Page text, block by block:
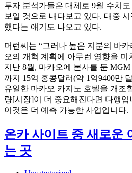
투자 분석가들은 대체로 9월 수치
보일 것으로 내다보고 있다. 대중
했다는 얘기도 나오고 있다.
머런씨는 “그러나 높은 지분의 바
오의 개혁 계획에 아무런 영향을 미
지난 8월, 마카오에 본사를 둔
까지 15억 홍콩달러(약 1억9400만
유일한 마카오 카지노 호텔을 개조
량[시장]이 더 중요해진다면 다행
이것은 더 예측 가능한 사업입니다.
온카 사이트 중 새로운
는 곳